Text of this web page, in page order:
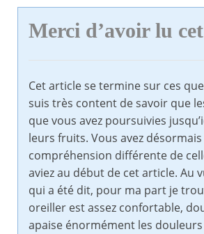
Merci d’avoir lu
Cet article se termine sur ces
suis très content de savoir que
que vous avez poursuivies
leurs fruits. Vous avez
compréhension différente de
aviez au début de cet article. Au
qui a été dit, pour ma part je
oreiller est assez confortable,
apaise énormément les